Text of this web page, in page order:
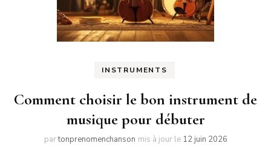
INSTRUMENTS
Comment choisir le bon instrument de
musique pour débuter
partonprenomenchanson mis à jour le 12 juin 2026